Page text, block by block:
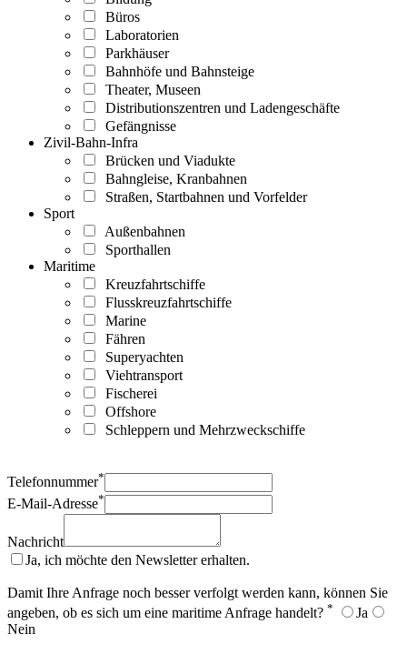
Büros
Laboratorien
Parkhäuser
Bahnhöfe und Bahnsteige
Theater, Museen
Distributionszentren und Ladengeschäfte
Gefängnisse
Zivil-Bahn-Infra
Brücken und Viadukte
Bahngleise, Kranbahnen
Straßen, Startbahnen und Vorfelder
Sport
Außenbahnen
Sporthallen
Maritime
Kreuzfahrtschiffe
Flusskreuzfahrtschiffe
Marine
Fähren
Superyachten
Viehtransport
Fischerei
Offshore
Schleppern und Mehrzweckschiffe
Telefonnummer*
E-Mail-Adresse*
Nachricht
Ja, ich möchte den Newsletter erhalten.
Damit Ihre Anfrage noch besser verfolgt werden kann, können Sie
angeben, ob es sich um eine maritime Anfrage handelt? *
Ja
Nein